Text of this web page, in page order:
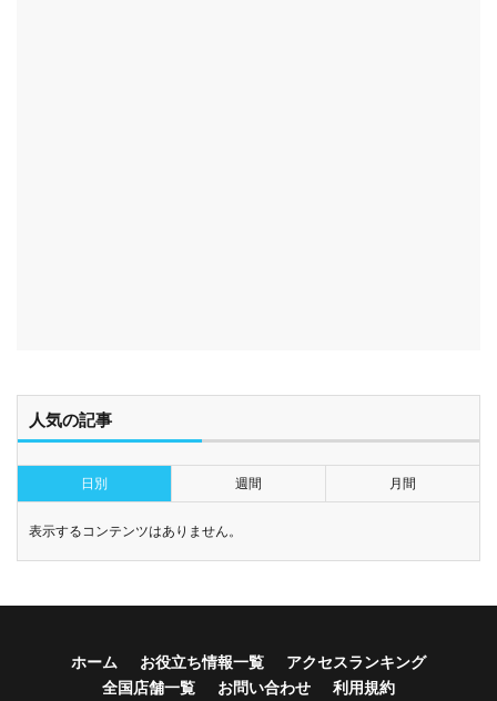
人気の記事
日別 週間 月間
表示するコンテンツはありません。
ホーム お役立ち情報一覧
アクセスランキング
全国店舗一覧
お問い合わせ 利用規約